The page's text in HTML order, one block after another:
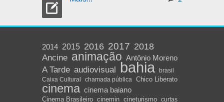
2014 2015 2016 2017 2018
Ancine animação Antônio Moreno
A Tarde audiovisual bahia
brasil
Caixa Cultural
chamada pública Chico Liberato
cinema cinema baiano
Cinema Brasileiro cinemin cineturismo curtas